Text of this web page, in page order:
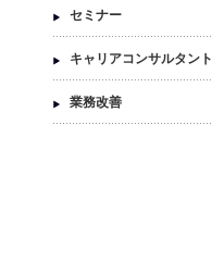
セミナー
キャリアコンサルタント
業務改善